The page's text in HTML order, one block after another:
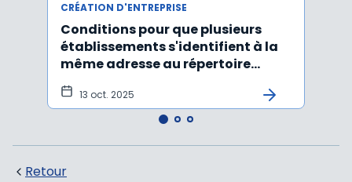
CRÉATION D'ENTREPRISE
Conditions pour que plusieurs
établissements s'identifient à la
même adresse au répertoire
Sirene
13 oct. 2025
Retour